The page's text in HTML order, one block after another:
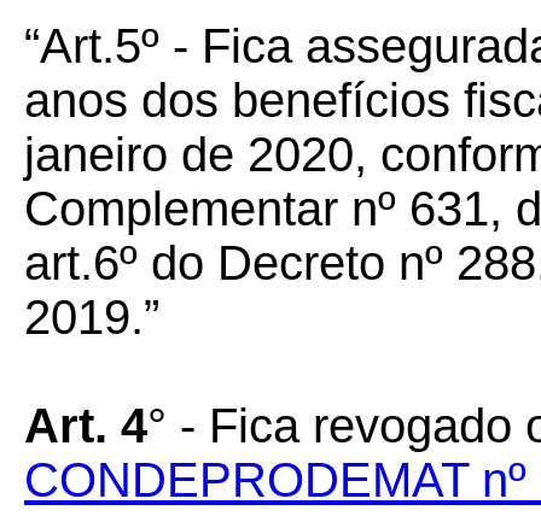
“Art.5º - Fica
anos dos benefícios
janeiro de 2020,
Complementar nº 631,
art.6º do Decreto nº
2019.”
Art. 4° - Fica revogado
CONDEPRODEMAT